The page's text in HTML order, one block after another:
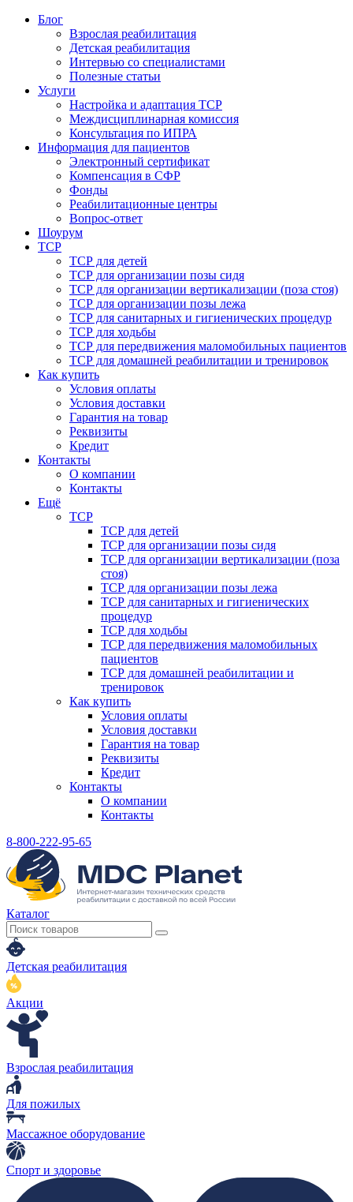
Блог
Взрослая реабилитация
Детская реабилитация
Интервью со специалистами
Полезные статьи
Услуги
Настройка и адаптация ТСР
Междисциплинарная комиссия
Консультация по ИПРА
Информация для пациентов
Электронный сертификат
Компенсация в СФР
Фонды
Реабилитационные центры
Вопрос-ответ
Шоурум
ТСР
ТСР для детей
ТСР для организации позы сидя
ТСР для организации вертикализации (поза стоя)
ТСР для организации позы лежа
ТСР для санитарных и гигиенических процедур
ТСР для ходьбы
ТСР для передвижения маломобильных пациентов
ТСР для домашней реабилитации и тренировок
Как купить
Условия оплаты
Условия доставки
Гарантия на товар
Реквизиты
Кредит
Контакты
О компании
Контакты
Ещё
ТСР
ТСР для детей
ТСР для организации позы сидя
ТСР для организации вертикализации (поза
стоя)
ТСР для организации позы лежа
ТСР для санитарных и гигиенических
процедур
ТСР для ходьбы
ТСР для передвижения маломобильных
пациентов
ТСР для домашней реабилитации и
тренировок
Как купить
Условия оплаты
Условия доставки
Гарантия на товар
Реквизиты
Кредит
Контакты
О компании
Контакты
8-800-222-95-65
Каталог
Детская реабилитация
Акции
Взрослая реабилитация
Для пожилых
Массажное оборудование
Спорт и здоровье